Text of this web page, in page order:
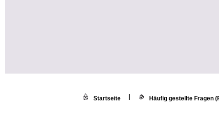
Startseite Häufig gestellte Fragen